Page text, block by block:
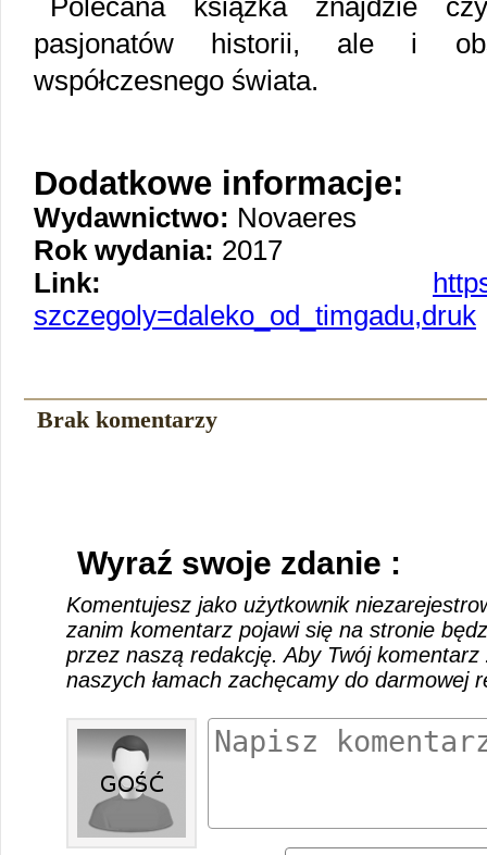
Polecana książka znajdzie
pasjonatów historii, ale i
współczesnego świata.
Dodatkowe informacje:
Wydawnictwo: Novaeres
Rok wydania: 2017
Link:
szczegoly=daleko_od_timgadu,druk
Brak komentarzy
Wyraź swoje zdanie :
Komentujesz jako użytkownik
zanim komentarz pojawi się na stronie
przez naszą redakcję. Aby Twój
naszych łamach zachęcamy do darmowej